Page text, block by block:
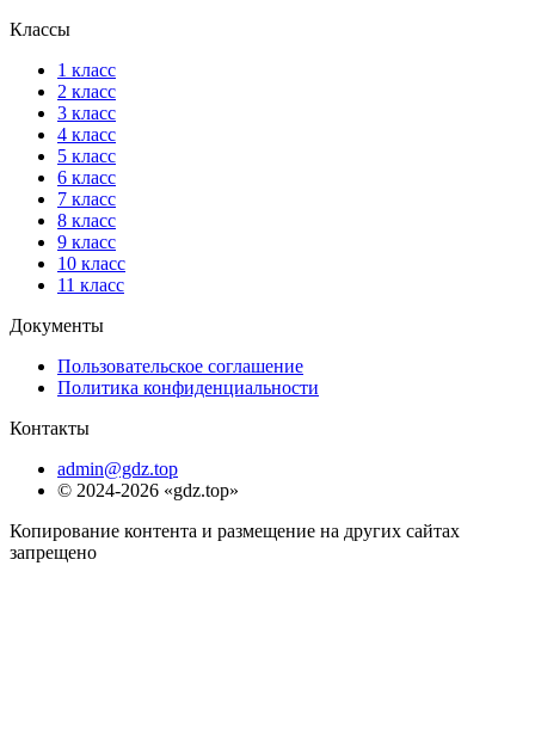
Классы
1 класс
2 класс
3 класс
4 класс
5 класс
6 класс
7 класс
8 класс
9 класс
10 класс
11 класс
Документы
Пользовательское соглашение
Политика конфиденциальности
Контакты
admin@gdz.top
© 2024-2026 «gdz.top»
Копирование контента и размещение на других сайтах
запрещено